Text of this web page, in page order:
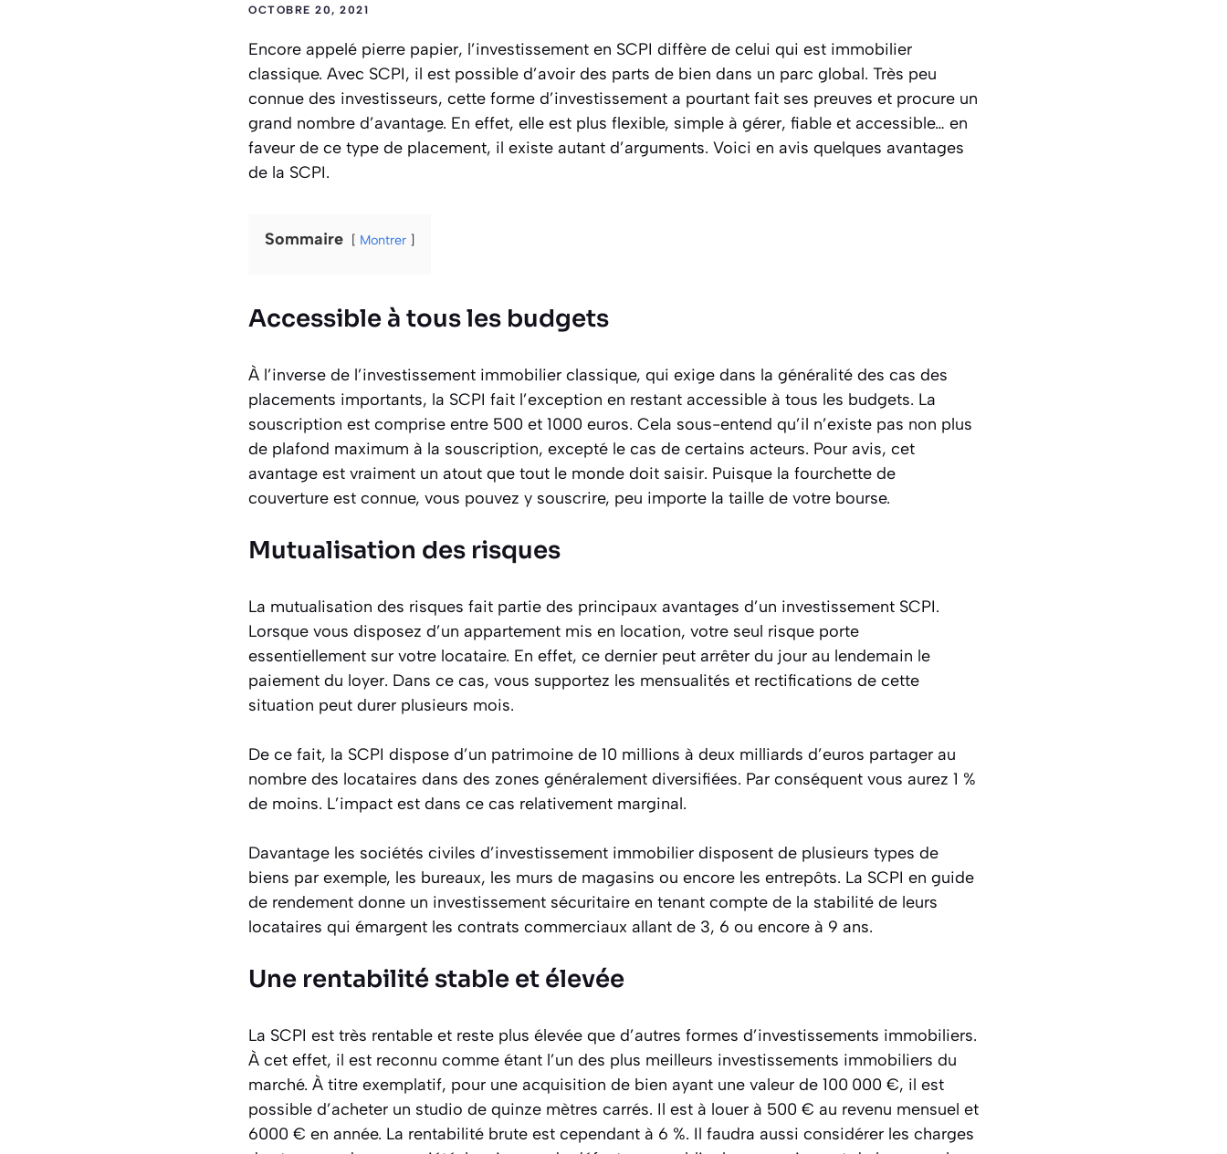
OCTOBRE 20, 2021
Encore appelé pierre papier, l’investissement en SCPI diffère de celui qui est immobilier
classique. Avec SCPI, il est possible d’avoir des parts de bien dans un parc global. Très peu
connue des investisseurs, cette forme d’investissement a pourtant fait ses preuves et procure un
grand nombre d’avantage. En effet, elle est plus flexible, simple à gérer, fiable et accessible… en
faveur de ce type de placement, il existe autant d’arguments. Voici en avis quelques avantages
de la SCPI.
Sommaire Montrer
Accessible à tous les budgets
À l’inverse de l’investissement immobilier classique, qui exige dans la généralité des cas des
placements importants, la SCPI fait l’exception en restant accessible à tous les budgets. La
souscription est comprise entre 500 et 1000 euros. Cela sous-entend qu’il n’existe pas non plus
de plafond maximum à la souscription, excepté le cas de certains acteurs. Pour avis, cet
avantage est vraiment un atout que tout le monde doit saisir. Puisque la fourchette de
couverture est connue, vous pouvez y souscrire, peu importe la taille de votre bourse.
Mutualisation des risques
La mutualisation des risques fait partie des principaux avantages d’un investissement SCPI.
Lorsque vous disposez d’un appartement mis en location, votre seul risque porte
essentiellement sur votre locataire. En effet, ce dernier peut arrêter du jour au lendemain le
paiement du loyer. Dans ce cas, vous supportez les mensualités et rectifications de cette
situation peut durer plusieurs mois.
De ce fait, la SCPI dispose d’un patrimoine de 10 millions à deux milliards d’euros partager au
nombre des locataires dans des zones généralement diversifiées. Par conséquent vous aurez 1 %
de moins. L’impact est dans ce cas relativement marginal.
Davantage les sociétés civiles d’investissement immobilier disposent de plusieurs types de
biens par exemple, les bureaux, les murs de magasins ou encore les entrepôts. La SCPI en guide
de rendement donne un investissement sécuritaire en tenant compte de la stabilité de leurs
locataires qui émargent les contrats commerciaux allant de 3, 6 ou encore à 9 ans.
Une rentabilité stable et élevée
La SCPI est très rentable et reste plus élevée que d’autres formes d’investissements immobiliers.
À cet effet, il est reconnu comme étant l’un des plus meilleurs investissements immobiliers du
marché. À titre exemplatif, pour une acquisition de bien ayant une valeur de 100 000 €, il est
possible d’acheter un studio de quinze mètres carrés. Il est à louer à 500 € au revenu mensuel et
6000 € en année. La rentabilité brute est cependant à 6 %. Il faudra aussi considérer les charges